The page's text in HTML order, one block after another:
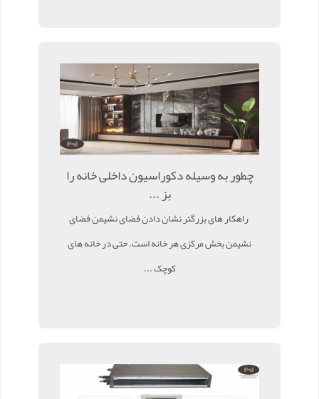
چطور به وسیله دکوراسیون داخلی خانه را
بز ...
راهکار های بزرگتر نشان دادن فضای نشیمن فضای
نشیمن بخش مرکزی هر خانه است. حتی در خانه های
کوچک ...